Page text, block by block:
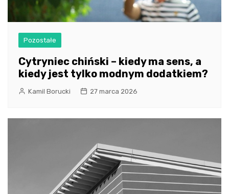
Pozostałe
Cytryniec chiński – kiedy ma sens, a
kiedy jest tylko modnym dodatkiem?
Kamil Borucki 27 marca 2026